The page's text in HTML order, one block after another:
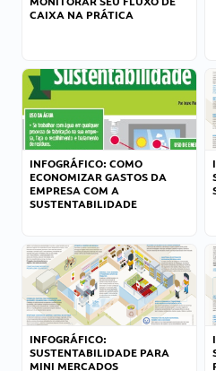
CAIXA NA PRÁTICA
INFOGRÁFICO: COMO
ECONOMIZAR GASTOS DA
EMPRESA COM A
SUSTENTABILIDADE
INFOGRÁFICO:
SUSTENTABILIDADE PARA
MINI MERCADOS